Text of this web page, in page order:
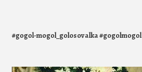
#gogol-mogol_golosovalka#gogolmogol